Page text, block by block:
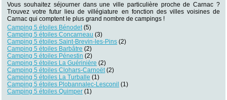
Vous souhaitez séjourner dans une ville particulière proche de Carnac ?
Trouvez votre futur lieu de villégiature en fonction des villes voisines de
Carnac qui comptent le plus grand nombre de campings !
Camping 5 étoiles Bénodet (5)
Camping 5 étoiles Concarneau (3)
Camping 5 étoiles Saint-Brevin-les-Pins (2)
Camping 5 étoiles Barbâtre (2)
Camping 5 étoiles Pénestin (2)
Camping 5 étoiles La Guérinière (2)
Camping 5 étoiles Clohars-Carnoët (2)
Camping 5 étoiles La Turballe (1)
Camping 5 étoiles Plobannalec-Lesconil (1)
Camping 5 étoiles Quimper (1)